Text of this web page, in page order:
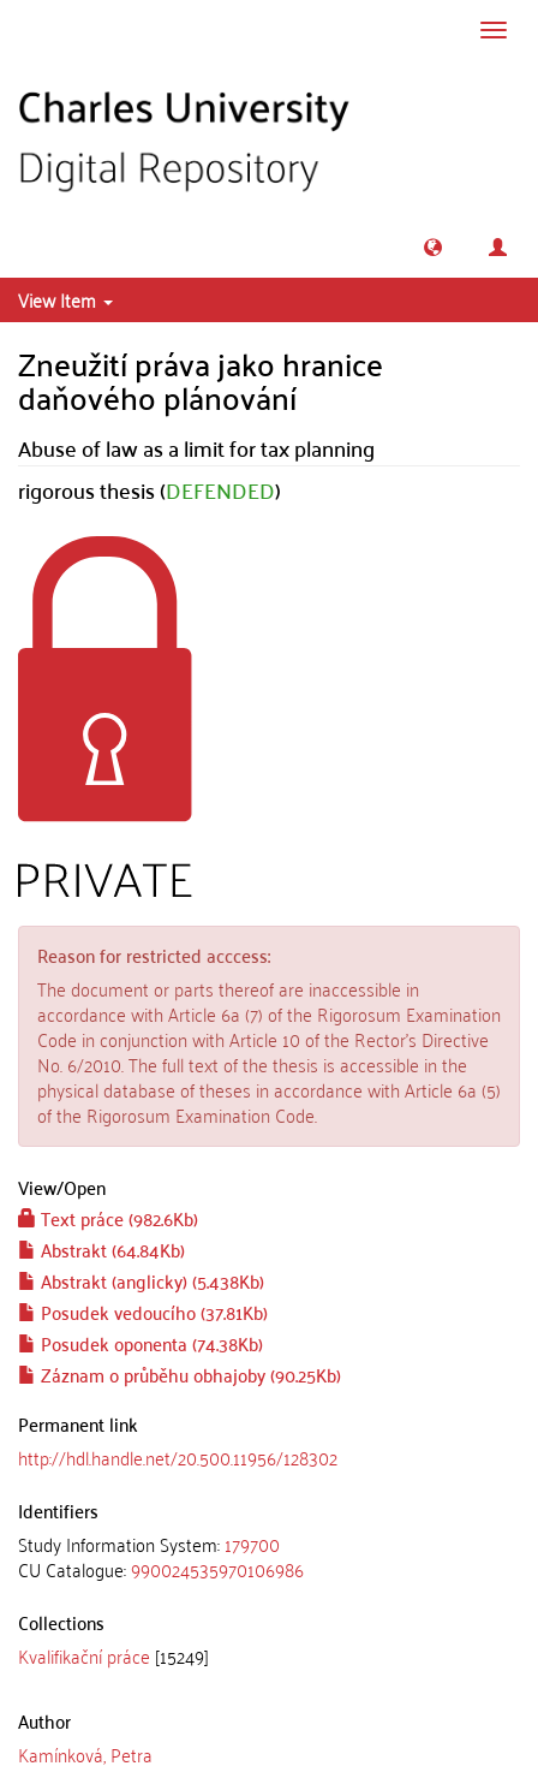
View Item
Zneužití práva jako hranice
daňového plánování
Abuse of law as a limit for tax planning
rigorous thesis (DEFENDED)
Reason for restricted acccess:
The document or parts thereof are inaccessible in
accordance with Article 6a (7) of the Rigorosum Examination
Code in conjunction with Article 10 of the Rector’s Directive
No. 6/2010. The full text of the thesis is accessible in the
physical database of theses in accordance with Article 6a (5)
of the Rigorosum Examination Code.
View/Open
Text práce (982.6Kb)
Abstrakt (64.84Kb)
Abstrakt (anglicky) (5.438Kb)
Posudek vedoucího (37.81Kb)
Posudek oponenta (74.38Kb)
Záznam o průběhu obhajoby (90.25Kb)
Permanent link
http://hdl.handle.net/20.500.11956/128302
Identifiers
Study Information System:179700
CU Catalogue:990024535970106986
Collections
Kvalifikační práce [15249]
Author
Kamínková, Petra